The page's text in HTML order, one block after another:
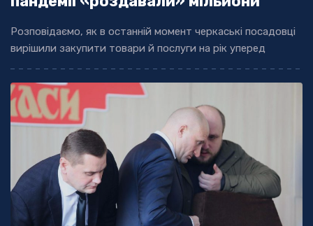
Розповідаємо, як в останній момент черкаські посадовці
вирішили закупити товари й послуги на рік уперед